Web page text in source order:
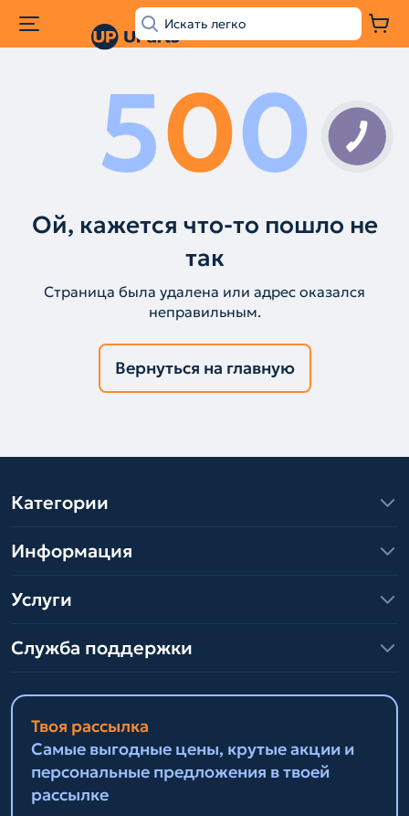
500
Ой, кажется что-то пошло не
так
Страница была удалена или адрес оказался
неправильным.
Вернуться на главную
Категории
Информация
Услуги
Служба поддержки
Твоя рассылка
Самые выгодные цены, крутые акции и
персональные предложения в твоей
рассылке